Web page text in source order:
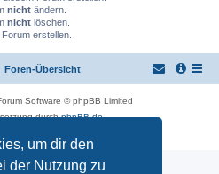
um dir den
der Nutzung zu
nicht ändern.
nicht löschen.
erstellen.
Foren-Übersicht
Software © phpBB Limited
durchphpBB.de